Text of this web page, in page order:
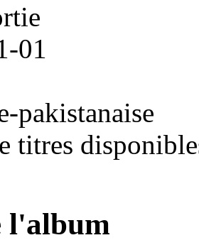
01
pakistanaise
titres
l'album